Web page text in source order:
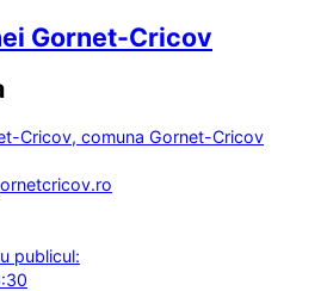
Gornet-Cricov
Cricov, comuna Gornet-Cricov
publicul: